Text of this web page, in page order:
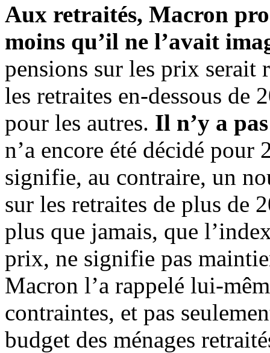
Aux retraités, Macron
moins qu’il ne l’avait
pensions sur les prix serait
les retraites en-dessous de
pour les autres. Il n’y a
n’a encore été décidé pour
signifie, au contraire, un
sur les retraites de plus de
plus que jamais, que
prix, ne signifie pas
Macron l’a rappelé lui-
contraintes, et pas
budget des ménages